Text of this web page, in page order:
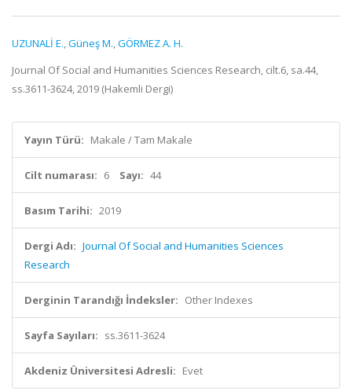
UZUNALİ E.,Güneş M.,GÖRMEZ A. H.
Journal Of Social and Humanities Sciences Research, cilt.6, sa.44,
ss.3611-3624, 2019 (Hakemli Dergi)
Yayın Türü: Makale / Tam Makale
Cilt numarası: 6 Sayı: 44
Basım Tarihi: 2019
Dergi Adı: Journal Of Social and Humanities Sciences
Research
Derginin Tarandığı İndeksler: Other Indexes
Sayfa Sayıları: ss.3611-3624
Akdeniz Üniversitesi Adresli: Evet